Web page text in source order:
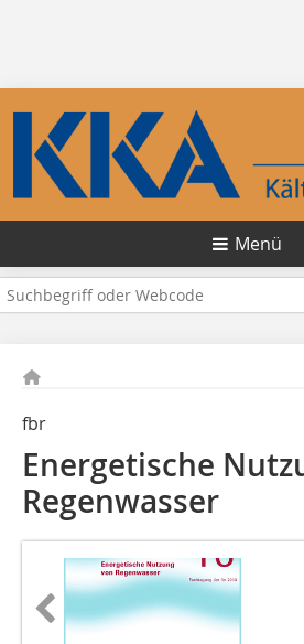
Menü
fbr
Energetische
Regenwasser